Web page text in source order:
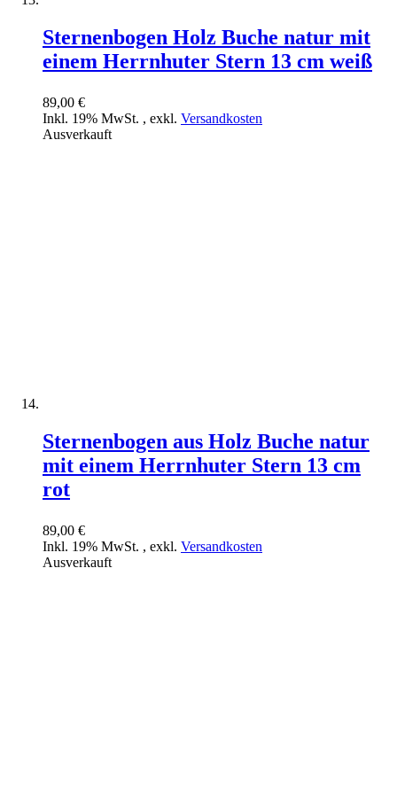
Sternenbogen Holz Buche natur mit
einem Herrnhuter Stern 13 cm weiß
89,00 €
Inkl. 19% MwSt. , exkl. Versandkosten
Ausverkauft
Sternenbogen aus Holz Buche natur
mit einem Herrnhuter Stern 13 cm
rot
89,00 €
Inkl. 19% MwSt. , exkl. Versandkosten
Ausverkauft